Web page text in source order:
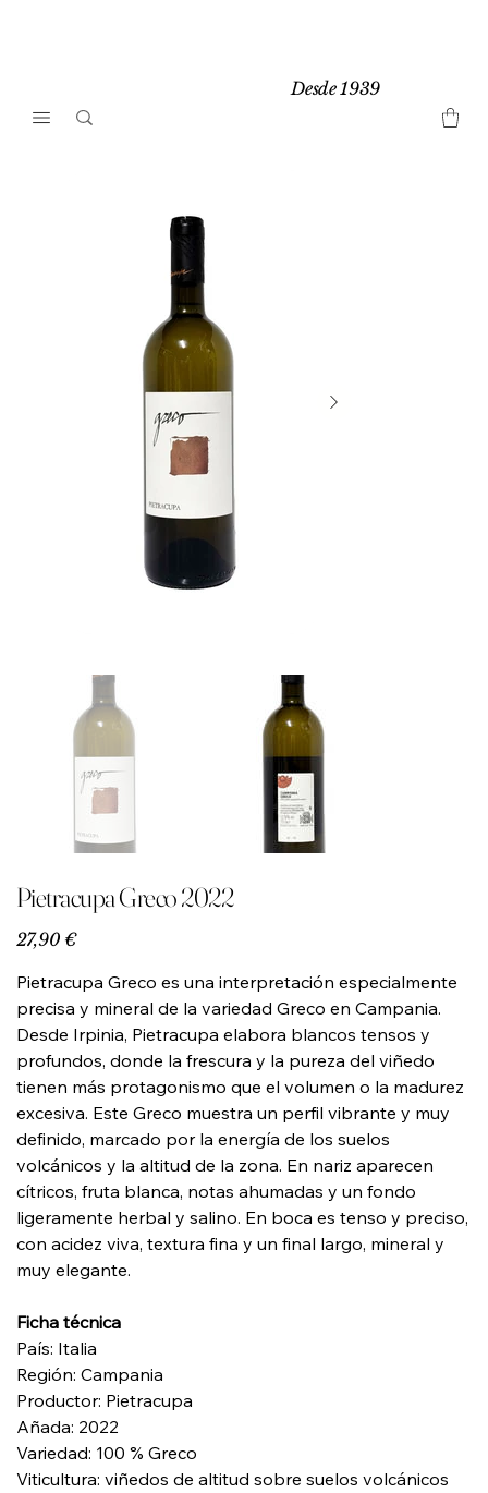
Desde 1939
Pietracupa Greco 2022
Precio
27,90 €
Pietracupa Greco es una interpretación especialmente
precisa y mineral de la variedad Greco en Campania.
Desde Irpinia, Pietracupa elabora blancos tensos y
profundos, donde la frescura y la pureza del viñedo
tienen más protagonismo que el volumen o la madurez
excesiva. Este Greco muestra un perfil vibrante y muy
definido, marcado por la energía de los suelos
volcánicos y la altitud de la zona. En nariz aparecen
cítricos, fruta blanca, notas ahumadas y un fondo
ligeramente herbal y salino. En boca es tenso y preciso,
con acidez viva, textura fina y un final largo, mineral y
muy elegante.
Ficha técnica
País: Italia
Región: Campania
Productor: Pietracupa
Añada: 2022
Variedad: 100 % Greco
Viticultura: viñedos de altitud sobre suelos volcánicos